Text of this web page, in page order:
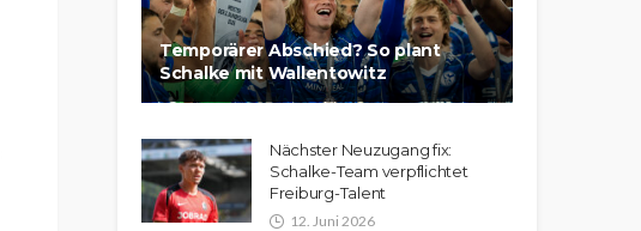
Temporärer Abschied? So plant
Schalke mit Wallentowitz
Nächster Neuzugang fix:
Schalke-Team verpflichtet
Freiburg-Talent
12. Juni 2026